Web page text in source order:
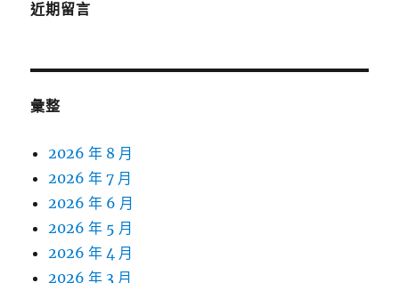
近期留言
彙整
2026 年 8 月
2026 年 7 月
2026 年 6 月
2026 年 5 月
2026 年 4 月
2026 年 3 月